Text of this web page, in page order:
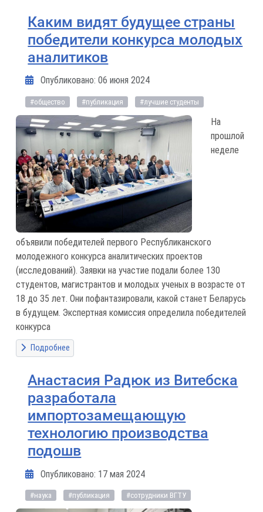
Каким видят будущее страны
победители конкурса молодых
аналитиков
Информация о материале
Опубликовано: 06 июня 2024
#общество #публикация #лучшие студенты
На
прошлой
неделе
объявили победителей первого Республиканского
молодежного конкурса аналитических проектов
(исследований). Заявки на участие подали более 130
студентов, магистрантов и молодых ученых в возрасте от
18 до 35 лет. Они пофантазировали, какой станет Беларусь
в будущем. Экспертная комиссия определила победителей
конкурса
Подробнее
Анастасия Радюк из Витебска
разработала
импортозамещающую
технологию производства
подошв
Информация о материале
Опубликовано: 17 мая 2024
#наука #публикация #сотрудники ВГТУ